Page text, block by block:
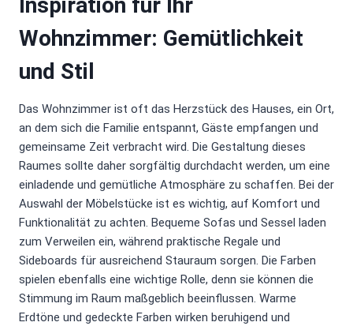
Inspiration für Ihr
Wohnzimmer: Gemütlichkeit
und Stil
Das Wohnzimmer ist oft das Herzstück des Hauses, ein Ort,
an dem sich die Familie entspannt, Gäste empfangen und
gemeinsame Zeit verbracht wird. Die Gestaltung dieses
Raumes sollte daher sorgfältig durchdacht werden, um eine
einladende und gemütliche Atmosphäre zu schaffen. Bei der
Auswahl der Möbelstücke ist es wichtig, auf Komfort und
Funktionalität zu achten. Bequeme Sofas und Sessel laden
zum Verweilen ein, während praktische Regale und
Sideboards für ausreichend Stauraum sorgen. Die Farben
spielen ebenfalls eine wichtige Rolle, denn sie können die
Stimmung im Raum maßgeblich beeinflussen. Warme
Erdtöne und gedeckte Farben wirken beruhigend und